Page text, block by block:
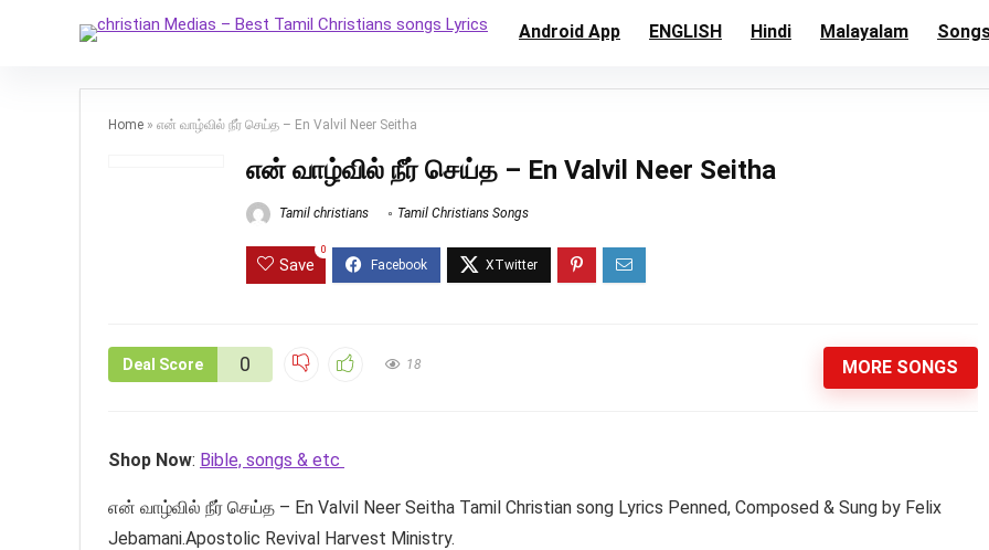
Android App ENGLISH Hindi Malayalam
Home » என் வாழ்வில் நீர் செய்த – En Valvil Neer Seitha
என் வாழ்வில் நீர் செய்த – En Valvil Neer Seitha
Tamil christians Tamil Christians Songs
Save
0
Deal Score 0 18 MORE SONGS
Shop Now: Bible, songs & etc
என் வாழ்வில் நீர் செய்த – En Valvil Neer Seitha Tamil Christian song Lyrics Penned, Composed & Sung by Felix
Jebamani.Apostolic Revival Harvest Ministry.